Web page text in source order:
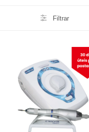
Filtrar